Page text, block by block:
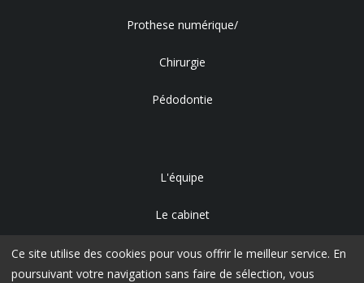
Prothese numérique/
Chirurgie
Pédodontie
L'équipe
Le cabinet
Accès
Ce site utilise des cookies pour vous offrir le meilleur service. En
poursuivant votre navigation sans faire de sélection, vous